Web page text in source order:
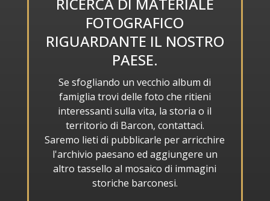
FOTOGRAFICO
RIGUARDANTE IL NOSTRO
PAESE.
Se sfogliando un vecchio album di
famiglia trovi delle foto che ritieni
interessanti sulla vita, la storia o il
territorio di Barcon, contattaci.
Saremo lieti di pubblicarle per arricchire
l'archivio paesano ed aggiungere un
altro tassello al mosaico di immagini
storiche barconesi.